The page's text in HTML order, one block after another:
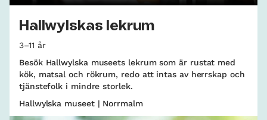
Hallwylskas lekrum
3–11 år
Besök Hallwylska museets lekrum som är rustat med
kök, matsal och rökrum, redo att intas av herrskap och
tjänstefolk i mindre storlek.
Hallwylska museet | Norrmalm